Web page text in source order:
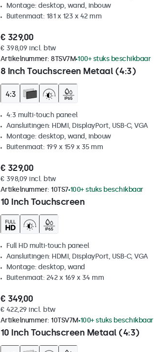
Montage: desktop, wand, inbouw
Buitenmaat: 181 x 123 x 42 mm
€ 329,00
€ 398,09 incl. btw
8 Inch Touchscreen Metaal (4:3)
Artikelnummer: 8TSV7M 100+ stuks beschikbaar
4:3 multi-touch paneel
Aansluitingen: HDMI, DisplayPort, USB-C, VGA
Montage: desktop, wand, inbouw
Buitenmaat: 199 x 159 x 35 mm
€ 329,00
€ 398,09 incl. btw
10 Inch Touchscreen
Artikelnummer: 10TS7 100+ stuks beschikbaar
Full HD multi-touch paneel
Aansluitingen: HDMI, DisplayPort, USB-C, VGA
Montage: desktop, wand
Buitenmaat: 242 x 169 x 34 mm
€ 349,00
€ 422,29 incl. btw
10 Inch Touchscreen Metaal (4:3)
Artikelnummer: 10TSV7M 100+ stuks beschikbaar